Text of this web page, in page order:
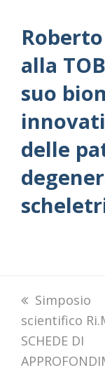
alla
suo
delle
previous
post:
Simposio
scientifico
SCHEDE DI